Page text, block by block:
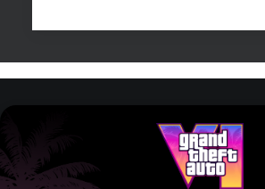
Rockstar Mag’, Copyright © 2013-2026 – Tous